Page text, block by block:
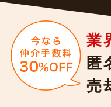
業
匿
売